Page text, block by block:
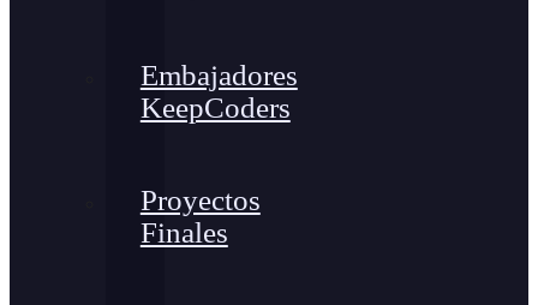
Embajadores
KeepCoders
Proyectos
Finales